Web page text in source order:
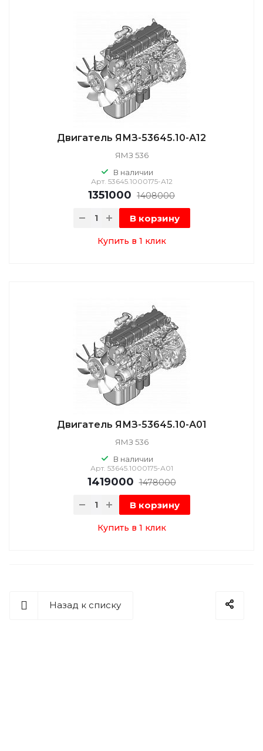
Двигатель ЯМЗ-53645.10-А12
ЯМЗ 536
В наличии
Арт. 53645.1000175-А12
1351000 1408000
В корзину
Купить в 1 клик
Двигатель ЯМЗ-53645.10-А01
ЯМЗ 536
В наличии
Арт. 53645.1000175-А01
1419000 1478000
В корзину
Купить в 1 клик
Назад к списку